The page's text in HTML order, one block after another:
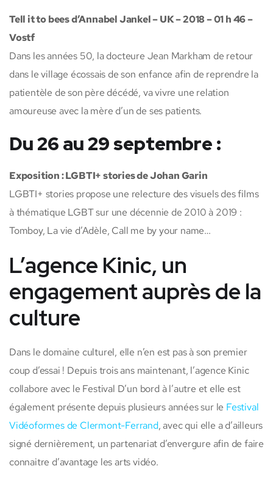
Tell it to bees d’Annabel Jankel – UK – 2018 – 01 h 46 –
Vostf
Dans les années 50, la docteure Jean Markham de retour
dans le village écossais de son enfance afin de reprendre la
patientèle de son père décédé, va vivre une relation
amoureuse avec la mère d’un de ses patients.
Du 26 au 29 septembre :
Exposition : LGBTI+ stories de Johan Garin
LGBTI+ stories propose une relecture des visuels des films
à thématique LGBT sur une décennie de 2010 à 2019 :
Tomboy, La vie d’Adèle, Call me by your name…
L’agence Kinic, un
engagement auprès de la
culture
Dans le domaine culturel, elle n’en est pas à son premier
coup d’essai ! Depuis trois ans maintenant, l’agence Kinic
collabore avec le Festival D’un bord à l’autre et elle est
également présente depuis plusieurs années sur le Festival
Vidéoformes de Clermont-Ferrand, avec qui elle a d’ailleurs
signé dernièrement, un partenariat d’envergure afin de faire
connaitre d’avantage les arts vidéo.